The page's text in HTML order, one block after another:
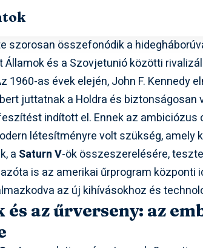
szorosan összefonódik a
Államok és a Szovjetunió közötti
1960-as évek elején, John F. Kennedy
juttatnak a Holdra és biztonságosan
indított el. Ennek az ambiciózus
létesítményre volt szükség, amely
a Saturn V-ök összeszerelésére,
is az amerikai űrprogram központi
az új kihívásokhoz és
és az űrverseny: az